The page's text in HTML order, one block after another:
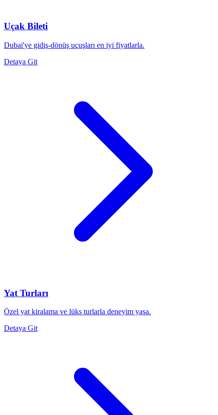
Uçak Bileti
Dubai'ye gidiş-dönüş uçuşları en iyi fiyatlarla.
Detaya Git
Yat Turları
Özel yat kiralama ve lüks turlarla deneyim yaşa.
Detaya Git